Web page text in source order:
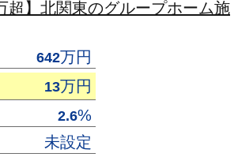
超】北関東のグループホーム施
642万円
13万円
2.6%
未設定